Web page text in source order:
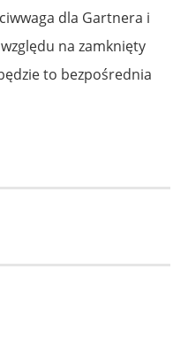
dla Gartnera i
na zamknięty
to bezpośrednia